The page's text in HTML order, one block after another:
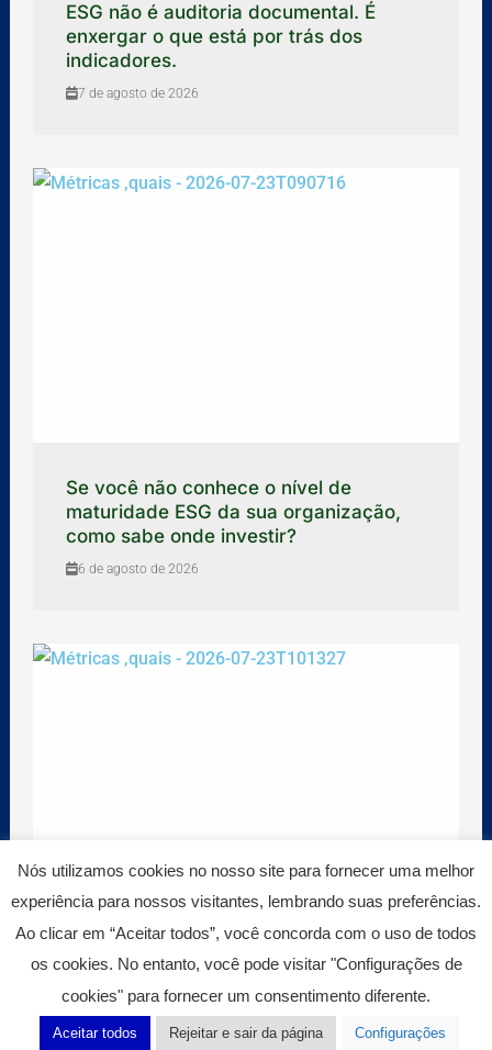
ESG não é auditoria documental. É
enxergar o que está por trás dos
indicadores.
7 de agosto de 2026
Se você não conhece o nível de
maturidade ESG da sua organização,
como sabe onde investir?
6 de agosto de 2026
Sua empresa está realmente preparada
para as novas auditorias ambientais?
5 de agosto de 2026
Nós utilizamos cookies no nosso site para fornecer uma melhor
experiência para nossos visitantes, lembrando suas preferências.
Ao clicar em “Aceitar todos”, você concorda com o uso de todos
os cookies. No entanto, você pode visitar "Configurações de
cookies" para fornecer um consentimento diferente.
Aceitar todos Rejeitar e sair da página Configurações